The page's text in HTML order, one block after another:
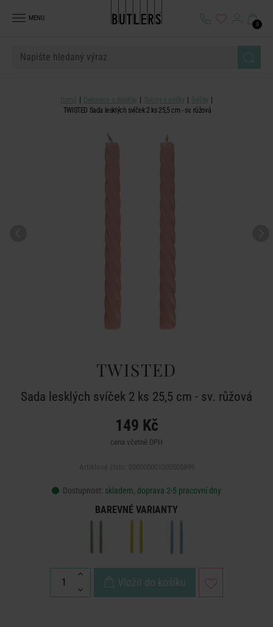
MENU
0
Domů Dekorace a doplňky Svícny a svíčky
Svíčky
TWISTED Sada lesklých svíček 2 ks 25,5 cm - sv. růžová
TWISTED
Sada lesklých svíček 2 ks 25,5 cm - sv. růžová
149 Kč
cena včetně DPH
Dostupnost: skladem, doprava 2-5 pracovní dny
BAREVNÉ VARIANTY
Vložit do košíku